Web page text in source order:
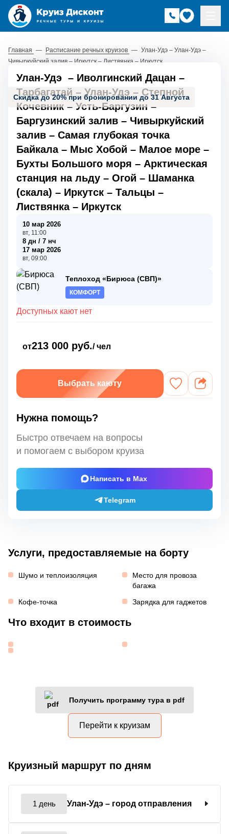
Главная — Расписание речных круизов — Улан-Удэ – Улан-Удэ –
Чивыркуйский залив – Иркутск – Листвянка – Иркутск
Скидка до 20% при бронировании до 31 Августа
Улан-Удэ – Иволгинский Дацан –
Тарбагатай – Улан-Удэ – Степной
Кочевник – Усть-Баргузин –
Баргузинский залив – Чивыркуйский
залив – Самая глубокая точка
Байкала– Мыс Хобой – Малое море –
Бухты Большого моря – Арктическая
станция на льду – Огой – Шаманка
(скала) – Иркутск – Тальцы –
Листвянка– Иркутск
10 мар 2026
вт, 11:00
8 дн / 7 нч
17 мар 2026
вт, 09:00
Теплоход «Бирюса (СВП)»
КОМФОРТ
Доступных кают нет
от213 000 руб./ чел
Выбрать каюту
Нужна помощь?
Быстро отвечаем на вопросы
и помогаем с выбором круиза
Написать в Max
Telegram
Услуги, предоставляемые на борту
Шумо и теплоизоляция
Место для провоза
багажа
Кофе-точка
Зарядка для гаджетов
Что входит в стоимость
Получить программу тура в pdf
Перейти к круизам
Круизный маршрут по дням
1 день Улан-Удэ – город отправления